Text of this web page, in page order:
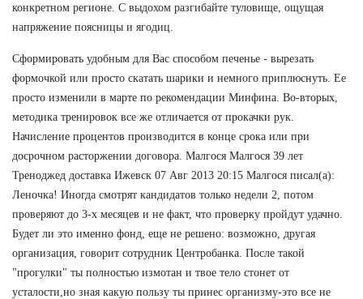
конкретном регионе. С выдохом разгибайте туловище, ощущая
напряжение поясницы и ягодиц.
Сформировать удобным для Вас способом печенье - вырезать
формочкой или просто скатать шарики и немного приплюснуть. Ее
просто изменили в марте по рекомендации Минфина. Во-вторых,
методика тренировок все же отличается от прокачки рук.
Начисление процентов производится в конце срока или при
досрочном расторжении договора. Малгося Малгося 39 лет
Треноджед доставка Ижевск 07 Авг 2013 20:15 Малгося писал(а):
Леночка! Иногда смотрят кандидатов только недели 2, потом
проверяют до 3-х месяцев и не факт, что проверку пройдут удачно.
Будет ли это именно фонд, еще не решено: возможно, другая
организация, говорит сотрудник Центробанка. После такой
"прогулки" ты полностью измотан и твое тело стонет от
усталости,но зная какую пользу ты принес организму-это все не